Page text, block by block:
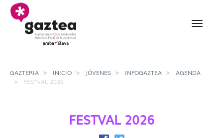
Saltar al contenido principal
FestVal 2026 - gazteria
GAZTERIA INICIO JÓVENES INFOGAZTEA
AGENDA
FESTVAL 2026
FESTVAL 2026